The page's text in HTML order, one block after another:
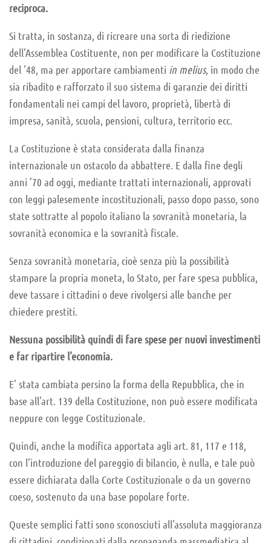
reciproca.
Si tratta, in sostanza, di ricreare una sorta di riedizione
dell’Assemblea Costituente, non per modificare la Costituzione
del ’48, ma per apportare cambiamenti in melius, in modo che
sia ribadito e rafforzato il suo sistema di garanzie dei diritti
fondamentali nei campi del lavoro, proprietà, libertà di
impresa, sanità, scuola, pensioni, cultura, territorio ecc.
La Costituzione è stata considerata dalla finanza
internazionale un ostacolo da abbattere. E dalla fine degli
anni ’70 ad oggi, mediante trattati internazionali, approvati
con leggi palesemente incostituzionali, passo dopo passo, sono
state sottratte al popolo italiano la sovranità monetaria, la
sovranità economica e la sovranità fiscale.
Senza sovranità monetaria, cioè senza più la possibilità
stampare la propria moneta, lo Stato, per fare spesa pubblica,
deve tassare i cittadini o deve rivolgersi alle banche per
chiedere prestiti.
Nessuna possibilità quindi di fare spese per nuovi investimenti
e far ripartire l’economia.
E’ stata cambiata persino la forma della Repubblica, che in
base all’art. 139 della Costituzione, non può essere modificata
neppure con legge Costituzionale.
Quindi, anche la modifica apportata agli art. 81, 117 e 118,
con l’introduzione del pareggio di bilancio, è nulla, e tale può
essere dichiarata dalla Corte Costituzionale o da un governo
coeso, sostenuto da una base popolare forte.
Queste semplici fatti sono sconosciuti all’assoluta maggioranza